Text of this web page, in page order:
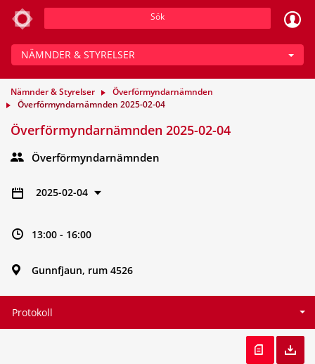
Sök
NÄMNDER & STYRELSER
Nämnder & Styrelser
Överförmyndarnämnden
Överförmyndarnämnden 2025-02-04
Överförmyndarnämnden 2025-02-04
Överförmyndarnämnden
2025-02-04
13:00 - 16:00
Gunnfjaun, rum 4526
Protokoll